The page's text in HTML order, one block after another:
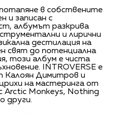
потапяне в собствените
и записан с
албумът разкрива
и лирични
дестилация на
свят до потенциална
този албум е чиста
INTROVERSE е
Калоян Димитров и
на мастеринга от
Arctic Monkeys, Nothing
други.